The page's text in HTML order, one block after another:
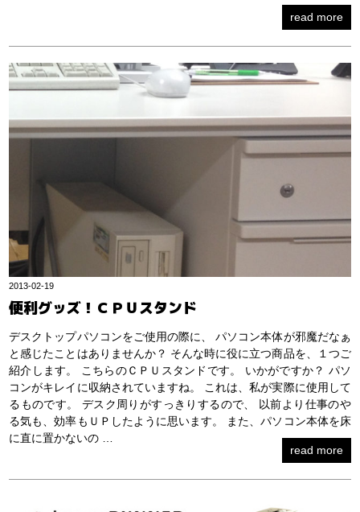
read more
2013-02-19
便利グッズ！ＣＰＵスタンド
デスクトップパソコンをご使用の際に、 パソコン本体が邪魔だなぁ
と感じたことはありませんか？ そんな時に役に立つ商品を、１つご
紹介します。 こちらのＣＰＵスタンドです。 いかがですか？ パソ
コンがキレイに収納されていますね。 これは、私が実際に使用して
るものです。 デスク周りがすっきりするので、 以前より仕事のや
る気も、効率もＵＰしたように思います。 また、パソコン本体を床
に直に置かないの …
read more